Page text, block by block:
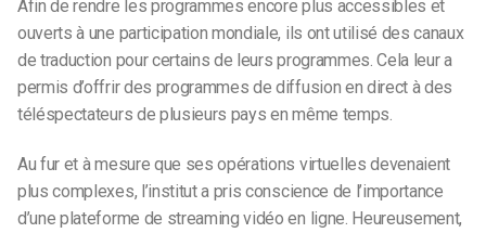
Afin de rendre les programmes encore plus accessibles et
ouverts à une participation mondiale, ils ont utilisé des canaux
de traduction pour certains de leurs programmes. Cela leur a
permis d’offrir des programmes de diffusion en direct à des
téléspectateurs de plusieurs pays en même temps.
Au fur et à mesure que ses opérations virtuelles devenaient
plus complexes, l’institut a pris conscience de l’importance
d’une plateforme de streaming vidéo en ligne. Heureusement,